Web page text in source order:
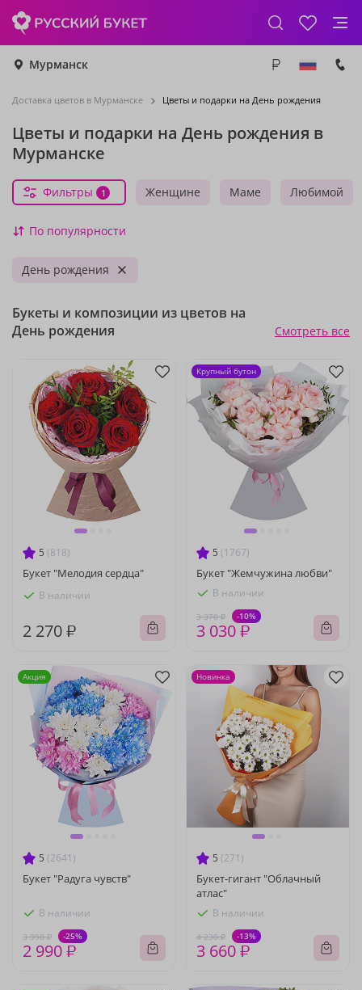
Мурманск
Доставка цветов в Мурманске Цветы и подарки на День рождения
Цветы и подарки на День рождения в
Мурманске
Женщине Маме Любимой
Фильтры 1
По популярности
День рождения
Букеты и композиции из цветов на
День рождения
Смотреть все
5 (818)
Букет "Мелодия сердца"
В наличии
2 270 ₽
5 (1767)
Букет "Жемчужина любви"
В наличии
3 370 ₽ -10%
3 030 ₽
Крупный бутон
5 (2641)
Букет "Радуга чувств"
В наличии
3 990 ₽ -25%
2 990 ₽
Акция
5 (271)
Букет-гигант "Облачный
атлас"
В наличии
4 230 ₽ -13%
3 660 ₽
Новинка